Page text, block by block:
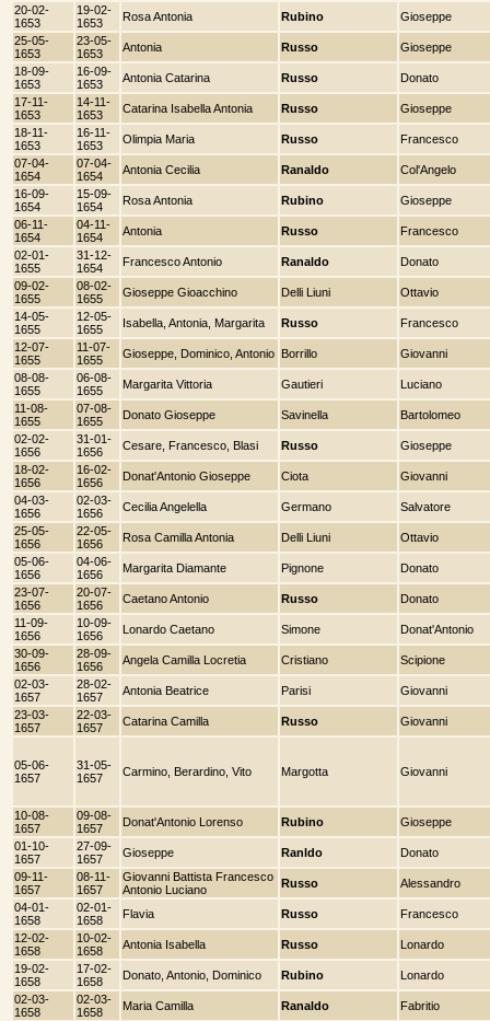
20-02-
1653
19-02-
1653
Rosa Antonia Rubino
Gioseppe
25-05-
1653
23-05-
1653
Antonia Russo
Gioseppe
18-09-
1653
16-09-
1653
Antonia Catarina Russo
Donato
17-11-
1653
14-11-
1653
Catarina Isabella Antonia Russo
Gioseppe
18-11-
1653
16-11-
1653
Olimpia Maria Russo
Francesco
07-04-
1654
07-04-
1654
Antonia Cecilia Ranaldo
Col'Angelo
16-09-
1654
15-09-
1654
Rosa Antonia Rubino
Gioseppe
06-11-
1654
04-11-
1654
Antonia Russo
Francesco
02-01-
1655
31-12-
1654
Francesco Antonio Ranaldo
Donato
09-02-
1655
08-02-
1655
Gioseppe Gioacchino Delli Liuni
Ottavio
14-05-
1655
12-05-
1655
Isabella, Antonia, Margarita Russo
Francesco
12-07-
1655
11-07-
1655
Gioseppe, Dominico, Antonio Borrillo
Giovanni
08-08-
1655
06-08-
1655
Margarita Vittoria Gautieri
Luciano
11-08-
1655
07-08-
1655
Donato Gioseppe Savinella
Bartolomeo
02-02-
1656
31-01-
1656
Cesare, Francesco, Blasi Russo
Gioseppe
18-02-
1656
16-02-
1656
Donat'Antonio Gioseppe Ciota
Giovanni
04-03-
1656
02-03-
1656
Cecilia Angelella Germano
Salvatore
25-05-
1656
22-05-
1656
Rosa Camilla Antonia Delli Liuni
Ottavio
05-06-
1656
04-06-
1656
Margarita Diamante Pignone
Donato
23-07-
1656
20-07-
1656
Caetano Antonio Russo
Donato
11-09-
1656
10-09-
1656
Lonardo Caetano Simone
Donat'Antonio
30-09-
1656
28-09-
1656
Angela Camilla Locretia Cristiano
Scipione
02-03-
1657
28-02-
1657
Antonia Beatrice Parisi
Giovanni
23-03-
1657
22-03-
1657
Catarina Camilla Russo Giovanni
05-06-
1657
31-05-
1657
Carmino, Berardino, Vito Margotta Giovanni
10-08-
1657
09-08-
1657
Donat'Antonio Lorenso Rubino
Gioseppe
01-10-
1657
27-09-
1657
Gioseppe Ranldo
Donato
09-11-
1657
08-11-
1657
Giovanni Battista Francesco
Antonio Luciano
Russo
Alessandro
04-01-
1658
02-01-
1658
Flavia Russo
Francesco
12-02-
1658
10-02-
1658
Antonia Isabella Russo
Lonardo
19-02-
1658
17-02-
1658
Donato, Antonio, Dominico Rubino
Lonardo
02-03-
1658
02-03-
1658
Maria Camilla Ranaldo
Fabritio